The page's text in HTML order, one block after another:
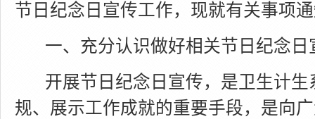
节日纪念日宣传工作，现就有关事项
一、充分认识做好相关节日纪念
开展节日纪念日宣传，是卫生计
规、展示工作成就的重要手段，是向